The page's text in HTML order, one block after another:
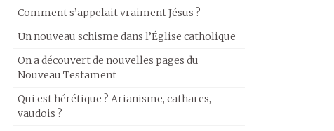
Comment s’appelait vraiment Jésus ?
Un nouveau schisme dans l’Église catholique
On a découvert de nouvelles pages du
Nouveau Testament
Qui est hérétique ? Arianisme, cathares,
vaudois ?